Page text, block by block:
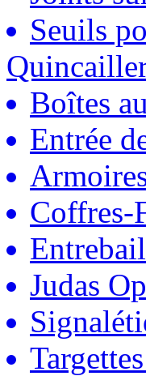
Seuils
Boîtes
Entrée
Coffres-
Judas